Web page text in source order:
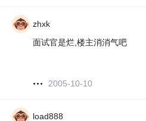
zhxk
面试官是烂,楼主消消气吧
2005-10-10
load888